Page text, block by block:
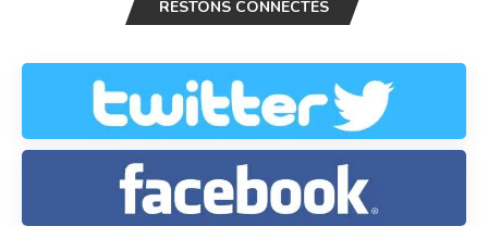
RESTONS CONNECTÉS